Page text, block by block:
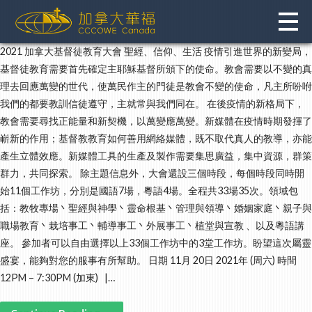
content
2021 加拿大基督徒教育大會 聖經、信仰、生活 疫情引進世界的新變局，
基督徒教育需要首先確定主耶穌基督所頒下的使命。教會需要以不變的真
理去回應萬變的世代，使萬民作主的門徒是教會不變的使命，凡主所吩咐
我們的都要教訓信徒遵守，主就常與我們同在。 在後疫情的新格局下，
教會需要尋找正能量和新契機，以萬變應萬變。新媒體在疫情時期發揮了
嶄新的作用；基督教教育如何善用網絡媒體，既不取代真人的教導，亦能
產生立體效應。新媒體工具的生產及製作需要集思廣益，集中資源，群策
群力，共同探索。 除主題信息外，大會還設三個時段，每個時段同時開
始11個工作坊，分別是國語7場，粵語4場。全程共33場35次。領域包
括：教牧專場丶聖經與神學丶靈命根基丶管理與領導丶婚姻家庭丶親子與
職場教育丶栽培事工丶輔導事工丶外展事工丶植堂與宣教 、以及粵語講
座。 參加者可以自由選擇以上33個工作坊中的3堂工作坊。盼望這次屬靈
盛宴，能夠對您的服事有所幫助。 日期 11月 20日 2021年 (周六) 時間
12PM – 7:30PM (加東) |…